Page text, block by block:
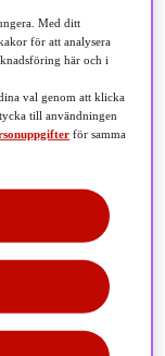
läsa om:
höjer sannolikt
Med ditt
för att analysera
här och i
val genom att klicka
till användningen
för samma